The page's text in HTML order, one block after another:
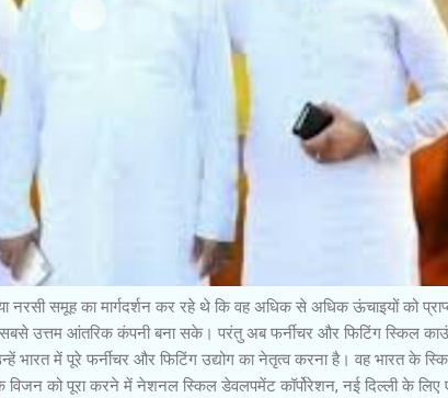
मार्गदर्शन कर रहे थे कि वह अधिक से अधिक ऊंचाइयों को
उत्तम आंतरिक कंपनी बना सके। परंतु अब फर्नीचर और फिटिंग स्किल
भारत में पूरे फर्नीचर और फिटिंग उद्योग का नेतृत्व करना है। वह भारत के
विजन को पूरा करने में नेशनल स्किल डेवलपमेंट कॉर्पोरेशन, नई दिल्ली के लिए